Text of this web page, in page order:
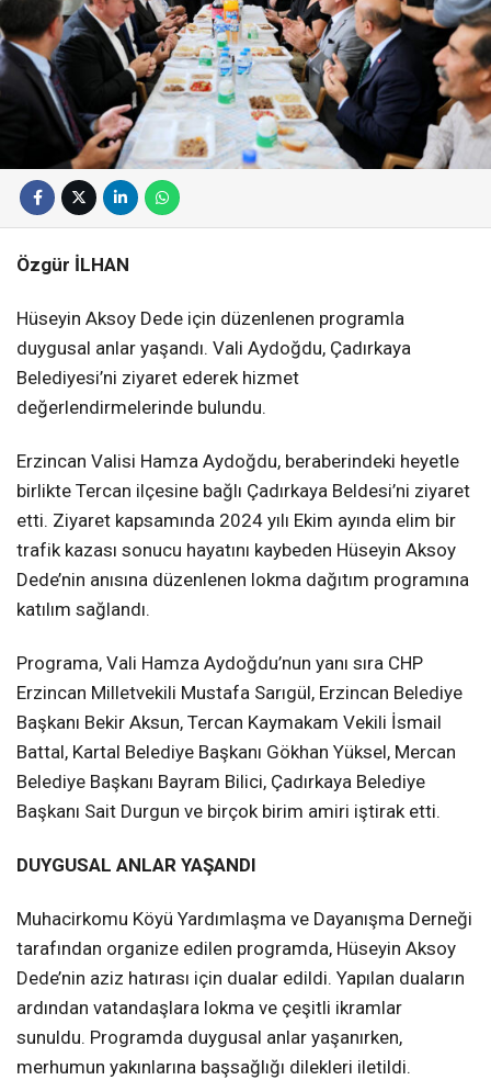
Özgür İLHAN
Hüseyin Aksoy Dede için düzenlenen programla
duygusal anlar yaşandı. Vali Aydoğdu, Çadırkaya
Belediyesi’ni ziyaret ederek hizmet
değerlendirmelerinde bulundu.
Erzincan Valisi Hamza Aydoğdu, beraberindeki heyetle
birlikte Tercan ilçesine bağlı Çadırkaya Beldesi’ni ziyaret
etti. Ziyaret kapsamında 2024 yılı Ekim ayında elim bir
trafik kazası sonucu hayatını kaybeden Hüseyin Aksoy
Dede’nin anısına düzenlenen lokma dağıtım programına
katılım sağlandı.
Programa, Vali Hamza Aydoğdu’nun yanı sıra CHP
Erzincan Milletvekili Mustafa Sarıgül, Erzincan Belediye
Başkanı Bekir Aksun, Tercan Kaymakam Vekili İsmail
Battal, Kartal Belediye Başkanı Gökhan Yüksel, Mercan
Belediye Başkanı Bayram Bilici, Çadırkaya Belediye
Başkanı Sait Durgun ve birçok birim amiri iştirak etti.
DUYGUSAL ANLAR YAŞANDI
Muhacirkomu Köyü Yardımlaşma ve Dayanışma Derneği
tarafından organize edilen programda, Hüseyin Aksoy
Dede’nin aziz hatırası için dualar edildi. Yapılan duaların
ardından vatandaşlara lokma ve çeşitli ikramlar
sunuldu. Programda duygusal anlar yaşanırken,
merhumun yakınlarına başsağlığı dilekleri iletildi.